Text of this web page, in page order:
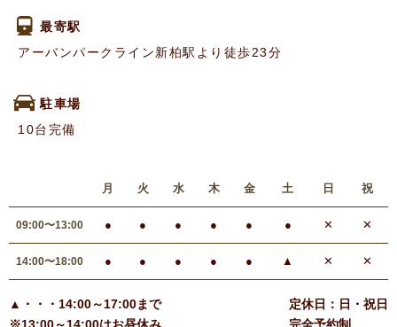
最寄駅
アーバンパークライン新柏駅より徒歩23分
駐車場
10台完備
月 火 水 木 金 土 日 祝
09:00〜13:00 ● ● ● ● ● ● ✕ ✕
14:00〜18:00 ● ● ● ● ● ▲ ✕ ✕
▲・・・14:00～17:00まで
定休日：日・祝日